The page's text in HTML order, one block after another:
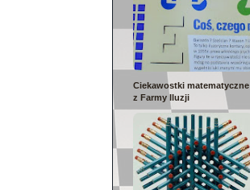
Ciekawostki matematyczne
z Farmy Iluzji